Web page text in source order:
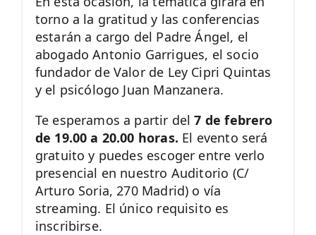
torno a la gratitud y las conferencias
estarán a cargo del Padre Ángel, el
abogado Antonio Garrigues, el socio
fundador de Valor de Ley Cipri Quintas
y el psicólogo Juan Manzanera.
Te esperamos a partir del7 de febrero
de 19.00 a 20.00 horas. El evento será
gratuito y puedes escoger entre verlo
presencial en nuestro Auditorio (C/
Arturo Soria, 270 Madrid) o vía
streaming. El único requisito es
inscribirse.